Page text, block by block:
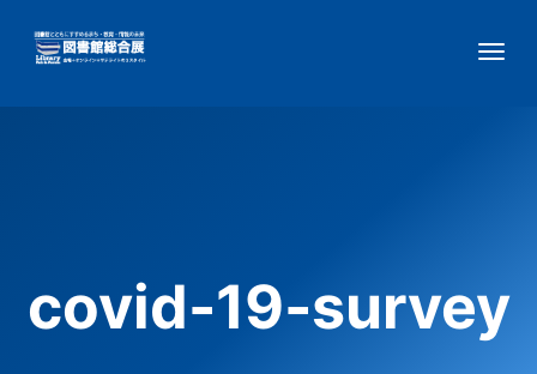
ー
用
メ
covid-19-survey